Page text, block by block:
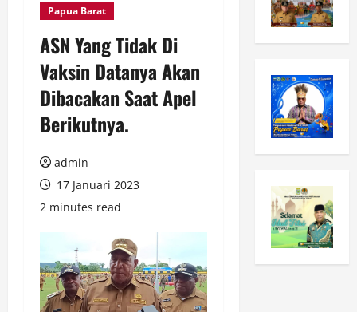
Papua Barat
ASN Yang Tidak Di
Vaksin Datanya Akan
Dibacakan Saat Apel
Berikutnya.
admin
17 Januari 2023
2 minutes read